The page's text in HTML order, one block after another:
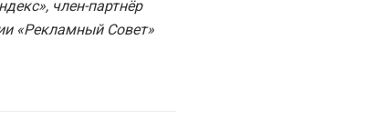
член-партнёр
«Рекламный Совет»